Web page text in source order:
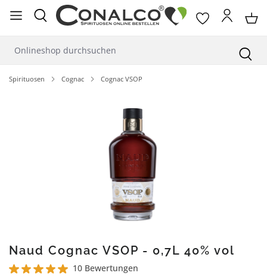
springen
Spirituosen Cognac Cognac VSOP
Naud Cognac VSOP - 0,7L 40% vol
10 Bewertungen